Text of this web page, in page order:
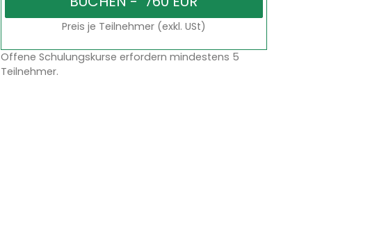
Preis je Teilnehmer (exkl. USt)
Offene Schulungskurse erfordern mindestens 5
Teilnehmer.